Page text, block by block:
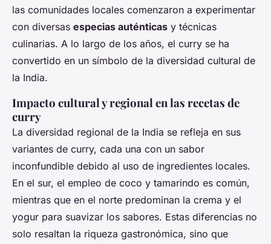
las comunidades locales comenzaron a experimentar
con diversas especias auténticas y técnicas
culinarias. A lo largo de los años, el curry se ha
convertido en un símbolo de la diversidad cultural de
la India.
Impacto cultural y regional en las recetas de
curry
La diversidad regional de la India se refleja en sus
variantes de curry, cada una con un sabor
inconfundible debido al uso de ingredientes locales.
En el sur, el empleo de coco y tamarindo es común,
mientras que en el norte predominan la crema y el
yogur para suavizar los sabores. Estas diferencias no
solo resaltan la riqueza gastronómica, sino que